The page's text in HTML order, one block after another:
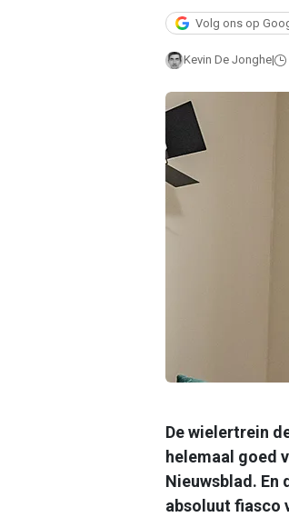
Volg ons op
Kevin De Jonghe
De wielertrein
helemaal goed
Nieuwsblad. En
absoluut fiasco